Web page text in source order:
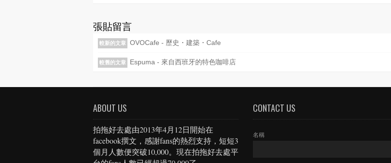
張貼留言
較新的文章 OVOCafe - 歷史・建築・Cafe
較舊的文章 Espuma - 來自西班牙的特色咖啡店
ABOUT US
拍拖好去處由2013年4月12日開始在
facebook撰文，感謝fans的熱烈支持，短短3
個月人數便突破10,000。現在拍拖好去處平
CONTACT US
名稱